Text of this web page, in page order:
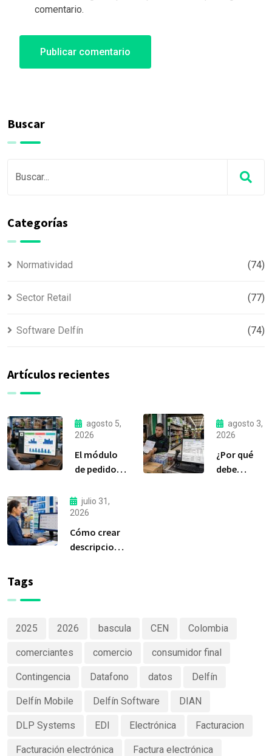
comentario.
Buscar
Categorías
Normatividad (74)
Sector Retail (77)
Software Delfín (74)
Artículos recientes
agosto 5,
2026
El módulo
de pedidos:
la
herramienta
más
importante
de Delfín
agosto 3,
2026
¿Por qué
debe
julio 31,
2026
Cómo crear
descripciones
Tags
2025 2026 bascula CEN Colombia
comerciantes comercio consumidor final
Contingencia Datafono datos Delfín
Delfín Mobile Delfín Software DIAN
DLP Systems EDI Electrónica Facturacion
Facturación electrónica Factura electrónica